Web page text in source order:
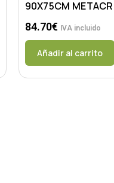
90X75CM
84.70€ IVA incluido
Añadir al carrito